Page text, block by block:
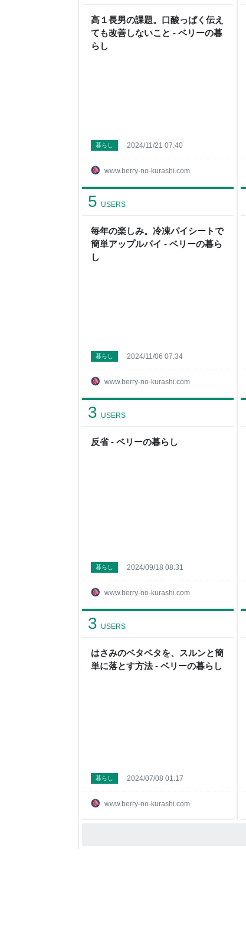
高１長男の課題。口酸っぱく伝え
ても改善しないこと - ベリーの暮
らし
www.berry-no-kurashi.com
暮らし 2024/11/21 07:40
毎年の楽しみ。冷凍パイシートで
簡単アップルパイ - ベリーの暮ら
し
5 USERS
www.berry-no-kurashi.com
暮らし 2024/11/06 07:34
反省 - ベリーの暮らし
3 USERS
www.berry-no-kurashi.com
暮らし 2024/09/18 08:31
はさみのベタベタを、スルンと簡
単に落とす方法 - ベリーの暮らし
3 USERS
www.berry-no-kurashi.com
暮らし 2024/07/08 01:17